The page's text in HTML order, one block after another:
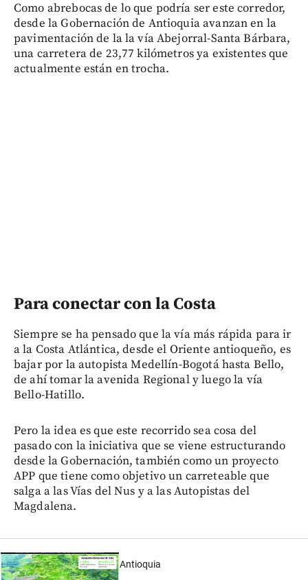
Como abrebocas de lo que podría ser este corredor,
desde la Gobernación de Antioquia avanzan en la
pavimentación de la la vía Abejorral-Santa Bárbara,
una carretera de 23,77 kilómetros ya existentes que
actualmente están en trocha.
Para conectar con la Costa
Siempre se ha pensado que la vía más rápida para ir
a la Costa Atlántica, desde el Oriente antioqueño, es
bajar por la autopista Medellín-Bogotá hasta Bello,
de ahí tomar la avenida Regional y luego la vía
Bello-Hatillo.
Pero la idea es que este recorrido sea cosa del
pasado con la iniciativa que se viene estructurando
desde la Gobernación, también como un proyecto
APP que tiene como objetivo un carreteable que
salga a las Vías del Nus y a las Autopistas del
Magdalena.
Antioquia